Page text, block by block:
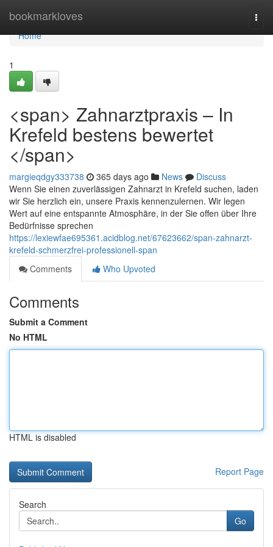
bookmarkloves
Home
Home
1
<span> Zahnarztpraxis – In
Krefeld bestens bewertet
</span>
margieqdgy333738 365 days ago News
Discuss
Wenn Sie einen zuverlässigen Zahnarzt in Krefeld suchen, laden
wir Sie herzlich ein, unsere Praxis kennenzulernen. Wir legen
Wert auf eine entspannte Atmosphäre, in der Sie offen über Ihre
Bedürfnisse sprechen
https://lexiewfae695361.acidblog.net/67623662/span-zahnarzt-
krefeld-schmerzfrei-professionell-span
Comments
Who Upvoted
Comments
Submit a Comment
No HTML
HTML is disabled
Report Page
Search
Go